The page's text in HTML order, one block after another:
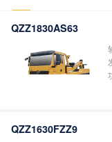
QZZ1830AS63
QZZ1630FZZ9